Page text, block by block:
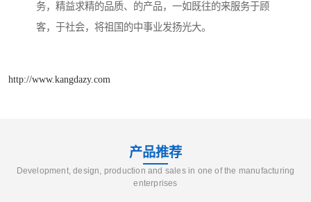
务，精益求精的品质、的产品，一如既往的来服务于顾
客，于社会，将祖国的中事业发扬光大。
http://www.kangdazy.com
产品推荐
Development, design, production and sales in one of the manufacturing
enterprises